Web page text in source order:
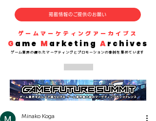
G ame M arketing Archives
​ゲーム業界の優れた マーケティングとプロモーションの事例を集めています
掲載情報のご提供のお願い
​ゲームマーケティングアーカイブス
Minako Koga